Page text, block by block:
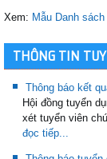
Xem: Mẫu Danh
THÔNG TIN
Thông báo kết
Hội đồng tuyển
xét tuyển viên
đọc tiếp...